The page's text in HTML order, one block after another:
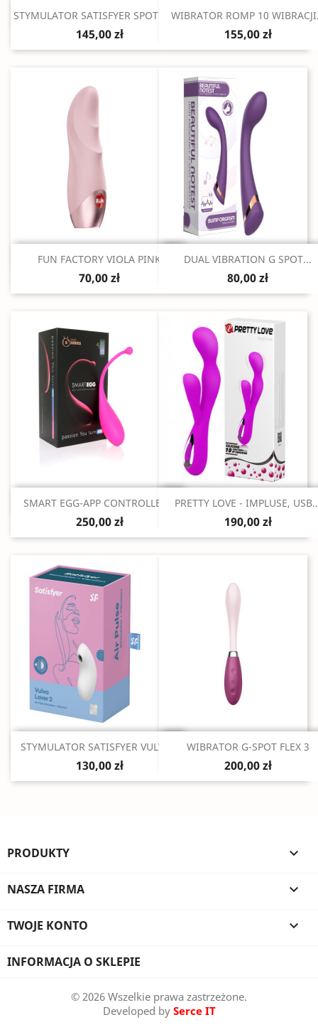
Szybki podgląd
STYMULATOR SATISFYER SPOT ON 1
145,00 zł
Szybki podgląd
WIBRATOR ROMP 10
155,00 zł
Szybki podgląd
FUN FACTORY VIOLA PINK
70,00 zł
Szybki podgląd
DUAL VIBRATION G SPOT...
80,00 zł
Szybki podgląd
SMART EGG-APP CONTROLLER...
250,00 zł
Szybki podgląd
PRETTY LOVE - IMPLUSE,
190,00 zł
Szybki podgląd
STYMULATOR SATISFYER VULVA...
130,00 zł
Szybki podgląd
WIBRATOR G-SPOT FLEX 3
200,00 zł
PRODUKTY 
NASZA FIRMA 
TWOJE KONTO 
INFORMACJA O SKLEPIE
© 2026 Wszelkie prawa zastrzeżone.
Developed by Serce IT